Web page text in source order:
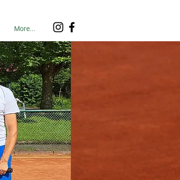
More...